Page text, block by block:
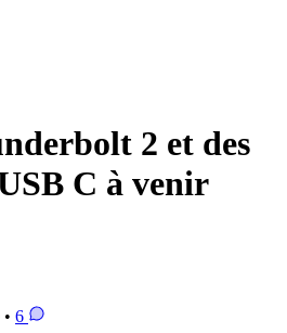
2 et des
C à venir
6